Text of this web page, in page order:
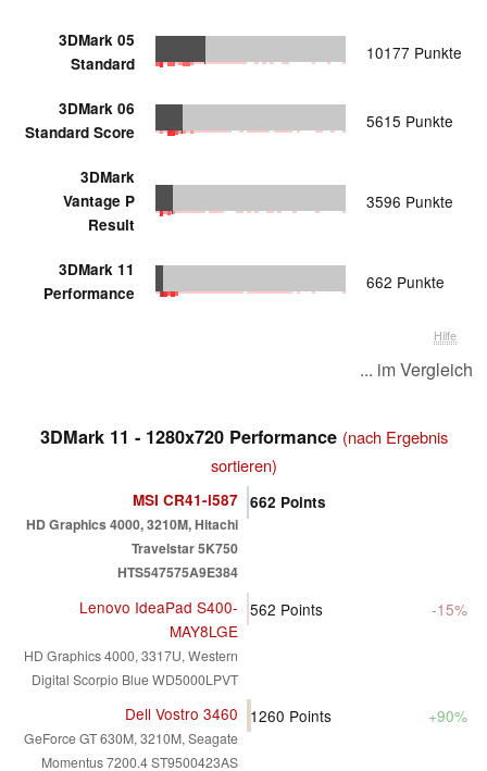
3DMark 05
Standard
10177 Punkte
3DMark 06
Standard Score
5615 Punkte
3DMark
Vantage P
Result
3596 Punkte
3DMark 11
Performance
662 Punkte
Hilfe
... im Vergleich
3DMark 11 - 1280x720 Performance (nach Ergebnis
sortieren)
MSI CR41-i587
HD Graphics 4000, 3210M, Hitachi
Travelstar 5K750
HTS547575A9E384
662 Points
Lenovo IdeaPad S400-
MAY8LGE
HD Graphics 4000, 3317U, Western
Digital Scorpio Blue WD5000LPVT
562 Points -15%
Dell Vostro 3460
GeForce GT 630M, 3210M, Seagate
Momentus 7200.4 ST9500423AS
1260 Points +90%